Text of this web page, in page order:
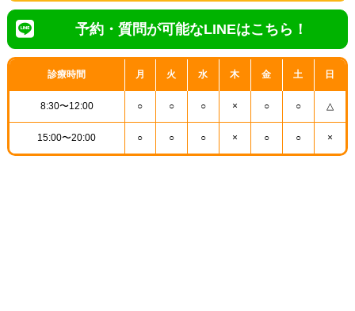
予約・質問が可能なLINEはこちら！
診療時間 月 火 水 木 金 土 日
8:30〜12:00 ○ ○ ○ × ○ ○ △
15:00〜20:00 ○ ○ ○ × ○ ○ ×